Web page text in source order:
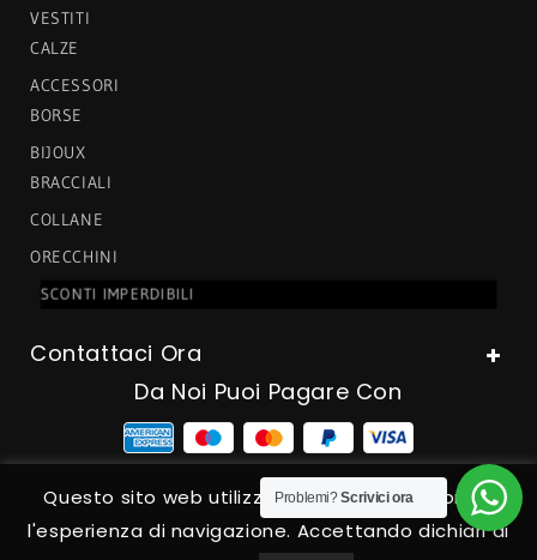
VESTITI
CALZE
ACCESSORI
BORSE
BIJOUX
BRACCIALI
COLLANE
ORECCHINI
SCONTI IMPERDIBILI
Contattaci Ora
Da Noi Puoi Pagare Con
© 2024 - Look Fashion di Maria Minichino P.IVA 01999090507
- Powered by
In Your Mind Web Agency
Questo sito web utilizza cookies per migliorare
l'esperienza di navigazione. Accettando dichiari di
Problemi?Scrivici ora